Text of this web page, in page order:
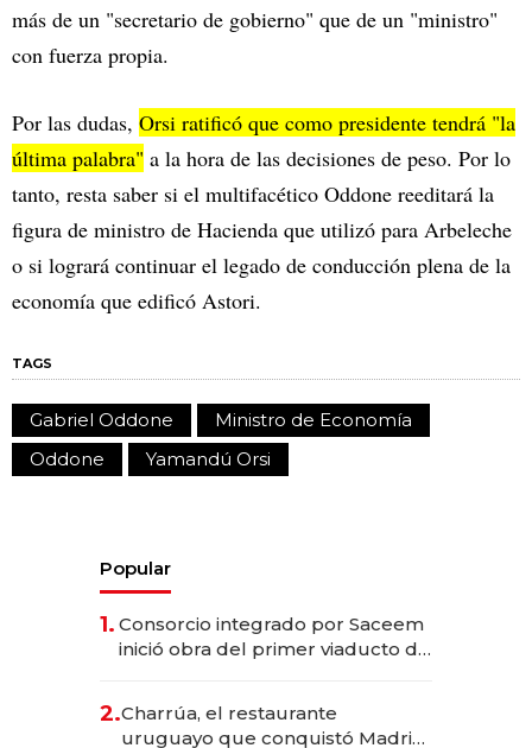
más de un "secretario de gobierno" que de un "ministro"
con fuerza propia.
Por las dudas, Orsi ratificó que como presidente tendrá "la
última palabra" a la hora de las decisiones de peso. Por lo
tanto, resta saber si el multifacético Oddone reeditará la
figura de ministro de Hacienda que utilizó para Arbeleche
o si logrará continuar el legado de conducción plena de la
economía que edificó Astori.
TAGS
Gabriel Oddone
Ministro de Economía
Oddone
Yamandú Orsi
Popular
1. Consorcio integrado por Saceem
inició obra del primer viaducto de
millones
2.Charrúa, el restaurante
uruguayo que conquistó Madrid: